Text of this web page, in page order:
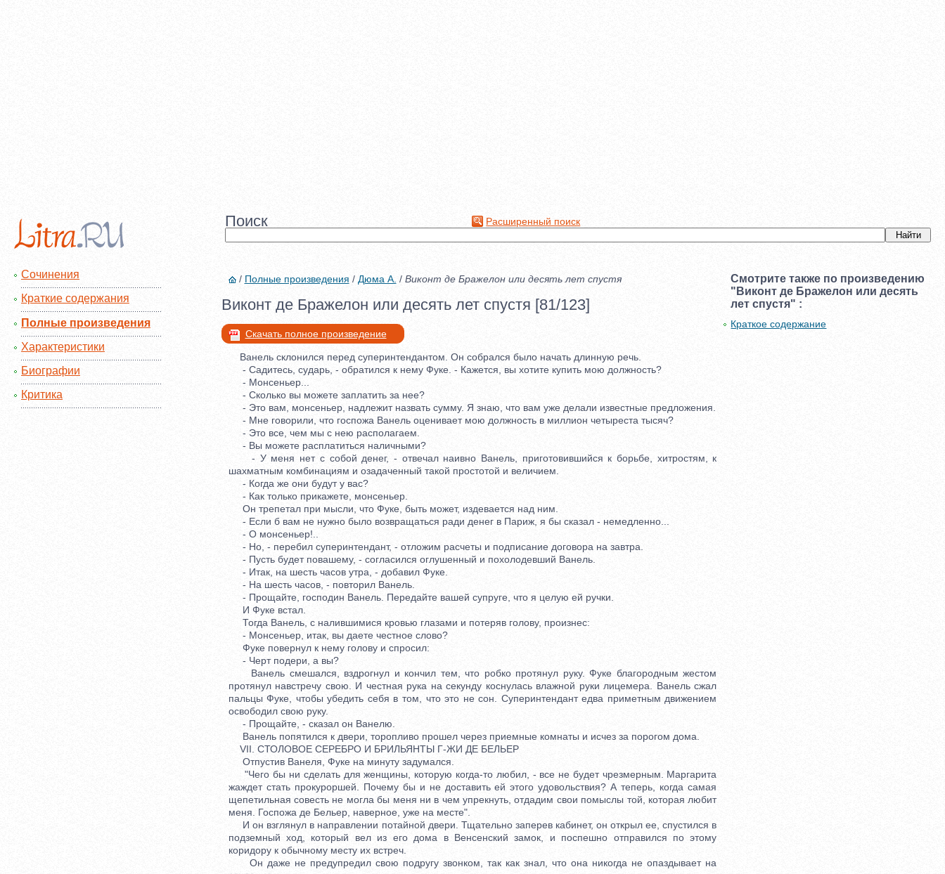
Поиск Расширенный поиск
Сочинения
Краткие содержания
Полные произведения
Характеристики
Биографии
Критика
/ Полные произведения / Дюма А. / Виконт де Бражелон или десять лет спустя
Виконт де Бражелон или десять лет спустя [81/123]
Скачать полное произведение
Ванель склонился перед суперинтендантом. Он собрался было начать длинную речь.
- Садитесь, сударь, - обратился к нему Фуке. - Кажется, вы хотите купить мою должность?
- Монсеньер...
- Сколько вы можете заплатить за нее?
- Это вам, монсеньер, надлежит назвать сумму. Я знаю, что вам уже делали известные предложения.
- Мне говорили, что госпожа Ванель оценивает мою должность в миллион четыреста тысяч?
- Это все, чем мы с нею располагаем.
- Вы можете расплатиться наличными?
- У меня нет с собой денег, - отвечал наивно Ванель, приготовившийся к борьбе, хитростям, к
шахматным комбинациям и озадаченный такой простотой и величием.
- Когда же они будут у вас?
- Как только прикажете, монсеньер.
Он трепетал при мысли, что Фуке, быть может, издевается над ним.
- Если б вам не нужно было возвращаться ради денег в Париж, я бы сказал - немедленно...
- О монсеньер!..
- Но, - перебил суперинтендант, - отложим расчеты и подписание договора на завтра.
- Пусть будет повашему, - согласился оглушенный и похолодевший Ванель.
- Итак, на шесть часов утра, - добавил Фуке.
- На шесть часов, - повторил Ванель.
- Прощайте, господин Ванель. Передайте вашей супруге, что я целую ей ручки.
И Фуке встал.
Тогда Ванель, с налившимися кровью глазами и потеряв голову, произнес:
- Монсеньер, итак, вы даете честное слово?
Фуке повернул к нему голову и спросил:
- Черт подери, а вы?
Ванель смешался, вздрогнул и кончил тем, что робко протянул руку. Фуке благородным жестом
протянул навстречу свою. И честная рука на секунду коснулась влажной руки лицемера. Ванель сжал
пальцы Фуке, чтобы убедить себя в том, что это не сон. Суперинтендант едва приметным движением
освободил свою руку.
- Прощайте, - сказал он Ванелю.
Ванель попятился к двери, торопливо прошел через приемные комнаты и исчез за порогом дома.
VII. СТОЛОВОЕ СЕРЕБРО И БРИЛЬЯНТЫ Г-ЖИ ДЕ БЕЛЬЕР
Отпустив Ванеля, Фуке на минуту задумался.
"Чего бы ни сделать для женщины, которую когда-то любил, - все не будет чрезмерным. Маргарита
жаждет стать прокуроршей. Почему бы и не доставить ей этого удовольствия? А теперь, когда самая
щепетильная совесть не могла бы меня ни в чем упрекнуть, отдадим свои помыслы той, которая любит
меня. Госпожа де Бельер, наверное, уже на месте".
И он взглянул в направлении потайной двери. Тщательно заперев кабинет, он открыл ее, спустился в
подземный ход, который вел из его дома в Венсенский замок, и поспешно отправился по этому
коридору к обычному месту их встреч.
Он даже не предупредил свою подругу звонком, так как знал, что она никогда не опаздывает на
Смотрите также по произведению
"Виконт де Бражелон или десять
лет спустя" :
Краткое содержание